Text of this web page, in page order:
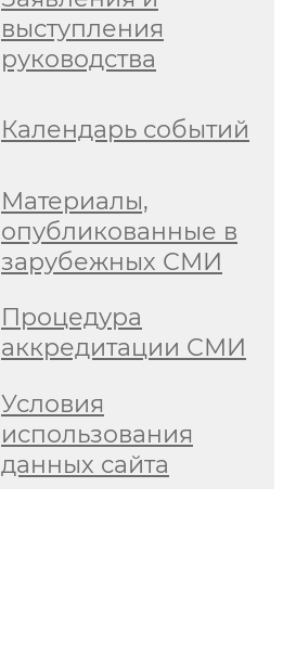
выступления
руководства
Календарь событий
Материалы,
опубликованные в
зарубежных СМИ
Процедура
аккредитации СМИ
Условия
использования
данных сайта